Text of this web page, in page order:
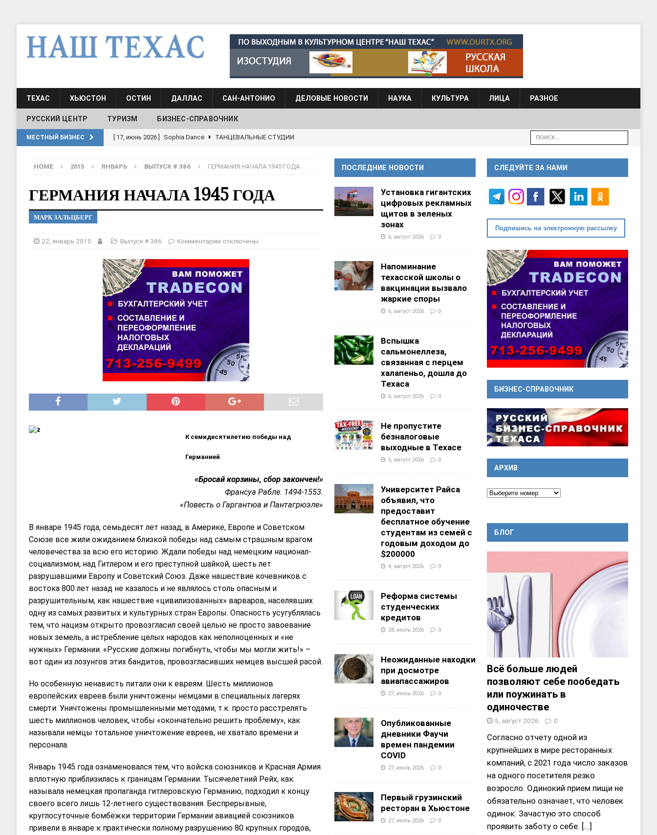
ТЕХАС ХЬЮСТОН ОСТИН ДАЛЛАС САН-АНТОНИО ДЕЛОВЫЕ НОВОСТИ НАУКА КУЛЬТУРА ЛИЦА РАЗНОЕ
РУССКИЙ ЦЕНТР ТУРИЗМ БИЗНЕС-СПРАВОЧНИК
МЕСТНЫЙ БИЗНЕС [ 20, август 2025 ] Alliance Fencing Academy ШКОЛЫ И ДЕТСКИЕ САДЫ
[ 19, июль 2017 ] Классы русского языка для взрослых при Культурном центре “Наш Техас”
ШКОЛЫ И ДЕТСКИЕ САДЫ
Школа русского языка при культурном центре “Наш Техас” ШКОЛЫ И
[ 17, июнь 2026 ]
HOME 2015 ЯНВАРЬ ВЫПУСК # 386 ГЕРМАНИЯ НАЧАЛА 1945 ГОДА
ГЕРМАНИЯ НАЧАЛА 1945 ГОДА
МАРК ЗАЛЬЦБЕРГ
22, январь 2015 Выпуск # 386 Комментарии отключены
К семидесятилетию победы над
Германией
«Бросай корзины, сбор закончен!»
Франсуа Рабле. 1494-1553.
«Повесть о Гаргантюа и Пантагрюэле»
В январе 1945 года, семьдесят лет назад, в Америке, Европе и Советском
Союзе все жили ожиданием близкой победы над самым страшным врагом
человечества за всю его историю. Ждали победы над немецким национал-
социализмом, над Гитлером и его преступной шайкой, шесть лет
разрушавшими Европу и Советский Союз. Даже нашествие кочевников с
востока 800 лет назад не казалось и не являлось столь опасным и
разрушительным, как нашествие «цивилизованных» варваров, населявших
одну из самых развитых и культурных стран Европы. Опасность усугублялась
тем, что нацизм открыто провозгласил своей целью не просто завоевание
новых земель, а истребление целых народов как неполноценных и «не
нужных» Германии. «Русские должны погибнуть, чтобы мы могли жить!» –
вот один из лозунгов этих бандитов, провозгласивших немцев высшей расой.
Но особенную ненависть питали они к евреям. Шесть миллионов
европейских евреев были уничтожены немцами в специальных лагерях
смерти. Уничтожены промышленными методами, т.к. просто расстрелять
шесть миллионов человек, чтобы «окончательно решить проблему», как
называли немцы тотальное уничтожение евреев, не хватало времени и
персонала.
Январь 1945 года ознаменовался тем, что войска союзников и Красная Армия
вплотную приблизилась к границам Германии. Тысячелетний Рейх, как
называла немецкая пропаганда гитлеровскую Германию, подходил к концу
своего всего лишь 12-летнего существования. Беспрерывные,
круглосуточные бомбёжки территории Германии авиацией союзников
привели в январе к практически полному разрушению 80 крупных городов,
ПОСЛЕДНИЕ НОВОСТИ
Установка гигантских
цифровых рекламных
щитов в зеленых
зонах
6, август 2026 0
Напоминание
техасской школы о
вакцинации вызвало
жаркие споры
6, август 2026 0
Вспышка
сальмонеллеза,
связанная с перцем
халапеньо, дошла до
Техаса
6, август 2026 0
Не пропустите
безналоговые
выходные в Техасе
5, август 2026 0
Университет Райса
объявил, что
предоставит
бесплатное обучение
студентам из семей с
годовым доходом до
$200000
4, август 2026 0
Реформа системы
студенческих
кредитов
28, июль 2026 0
Неожиданные находки
при досмотре
авиапассажиров
27, июль 2026 0
Опубликованные
дневники Фаучи
времен пандемии
COVID
27, июль 2026 0
Первый грузинский
ресторан в Хьюстоне
27, июль 2026 0
СЛЕДУЙТЕ ЗА НАМИ
Подпишись на электронную рассылку
БИЗНЕС-СПРАВОЧНИК
АРХИВ
БЛОГ
Всё больше людей
позволяют себе пообедать
или поужинать в
одиночестве
5, август 2026 0
Согласно отчету одной из
крупнейших в мире ресторанных
компаний, с 2021 года число заказов
на одного посетителя резко
возросло. Одинокий прием пищи не
обязательно означает, что человек
одинок. Зачастую это способ
проявить заботу о себе. [...]